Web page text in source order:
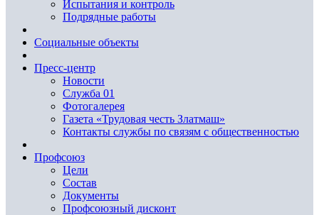
Испытания и контроль
Подрядные работы
Социальные объекты
Пресс-центр
Новости
Служба 01
Фотогалерея
Газета «Трудовая честь Златмаш»
Контакты службы по связям с общественностью
Профсоюз
Цели
Состав
Документы
Профсоюзный дисконт